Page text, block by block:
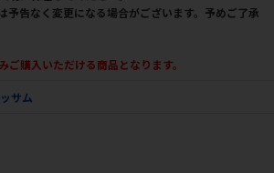
予告なく変更になる場合がございます。予めご了承
ご購入いただける商品となります。
サム